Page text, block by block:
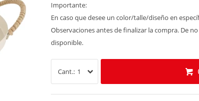
Importante:
En caso que desee un color/talle/diseño en
Observaciones antes de finalizar la compra. De
disponible.
1